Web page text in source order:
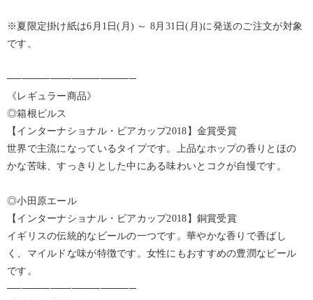
※夏限定掛け紙は6月1日(月) ～ 8月31日(月)に発送のご注文が対象
です。
──────────────────
《レギュラー商品》
◎箱根ピルス
【インターナショナル・ビアカップ2018】金賞受賞
世界で主流になっているタイプです。上品なホップの香りとほの
かな苦味、すっきりとした中にある味わいとコクが自慢です。
◎小田原エール
【インターナショナル・ビアカップ2018】銅賞受賞
イギリスの伝統的なビールの一つです。華やかな香りで香ばし
く、マイルドな味が特徴です。女性にもおすすめの豊潤なビール
です。
──────────────────